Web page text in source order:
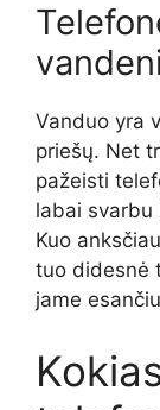
Vanduo yra
priešų. Net
pažeisti
labai svarbu
Kuo
tuo didesnė
jame